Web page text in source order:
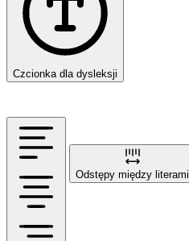
Czcionka dla dysleksji
Odstępy między literami